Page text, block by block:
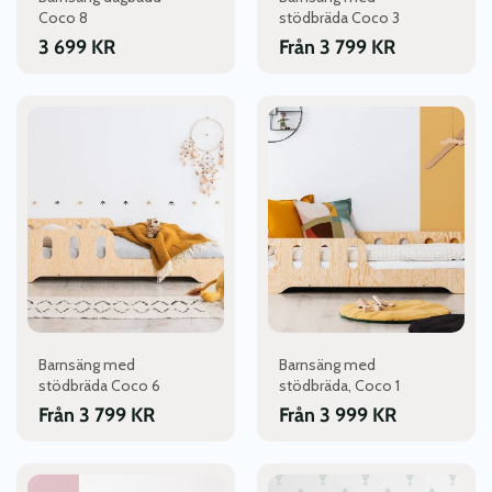
Coco 8
3 699 KR
produktsidan
stödbräda Coco 3
Från 3 799 KR
produktsidan
Barnsäng med
stödbräda Coco 6
Från 3 799 KR
flera
varianter.
De
olika
alternativen
kan
produktsidan
Barnsäng med
stödbräda, Coco 1
Från 3 999 KR
Den
här
flera
varianter.
De
olika
alternativen
kan
produktsidan
Den
Den